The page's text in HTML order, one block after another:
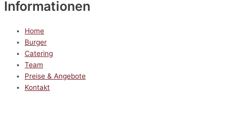
Informationen
Home
Burger
Catering
Team
Preise & Angebote
Kontakt